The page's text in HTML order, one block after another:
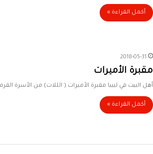
أكمل القراءة »
2018-05-31
مقبرة الأميرات
أهل البيت في ليبيا مقبرة الأميرات ( الللات) من الأسرة
أكمل القراءة »